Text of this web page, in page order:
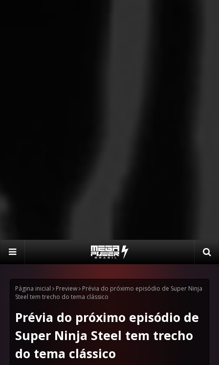
Página inicial Preview
Prévia do próximo episódio de Super Ninja
Steel tem trecho do tema clássico
Prévia do próximo episódio de
Super Ninja Steel tem trecho
do tema clássico